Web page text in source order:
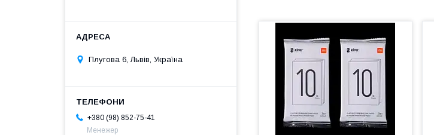
Плугова 6, Львів, Україна
+380 (98) 852-75-41
Менежер